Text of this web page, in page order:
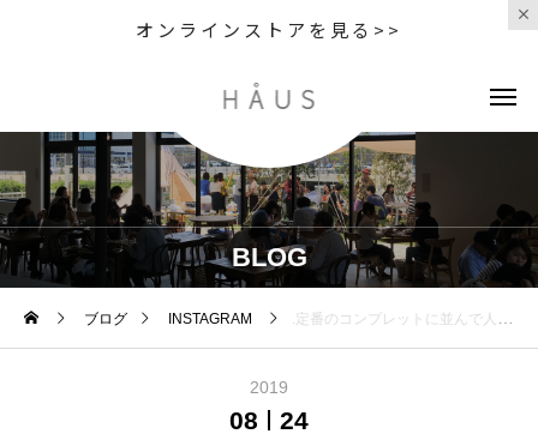
オンラインストアを見る>>
BLOG
ブログ INSTAGRAM .定番のコンプレットに並んで人気のキノコと長ネギのホワイトソースたっぷりのキノコのソテーとマイルドな味を出してる長ネギそこにホワイトソースが入る事で味の一体感を生み出しています◎馴染みのある食材達を使用しているのでコンプレット同様こちらのメニューもガレットが初めての方にはおススメのメニューです.#hausmatsue#TABLEHAUS#galette#ガレット#松江カフェ#松江ランチ※こちらは11時30分〜14時までのランチタイムのメニューです
2019
08 24